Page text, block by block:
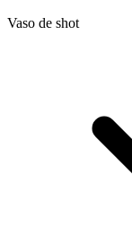
Vaso de shot